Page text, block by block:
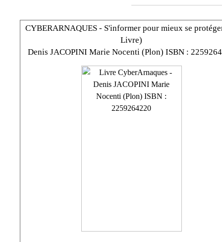
CYBERARNAQUES - S'informer pour mieux se
Livre)
Denis JACOPINI Marie Nocenti (Plon) ISBN :